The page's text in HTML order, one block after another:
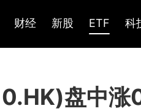
财经 新股 ETF 科
盘中涨